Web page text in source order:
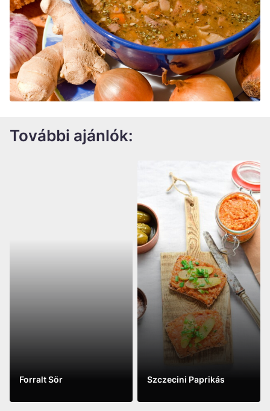
További ajánlók:
Forralt Sör
See more
Szczecini Paprikás
See more